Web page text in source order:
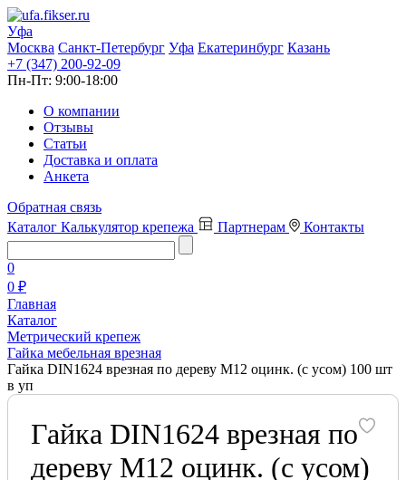
Уфа
Москва Санкт-Петербург Уфа Екатеринбург Казань
+7 (347) 200-92-09
Пн-Пт: 9:00-18:00
О компании
Отзывы
Статьи
Доставка и оплата
Анкета
Обратная связь
Каталог Калькулятор крепежа Партнерам Контакты
0
0 ₽
Главная
Каталог
Метрический крепеж
Гайка мебельная врезная
Гайка DIN1624 врезная по дереву М12 оцинк. (с усом) 100 шт
в уп
Гайка DIN1624 врезная по
дереву М12 оцинк. (с усом)